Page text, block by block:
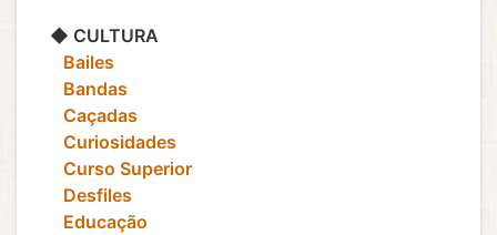
◆ CULTURA
‎ ‎ ‎ Bailes
‎ ‎ ‎ Bandas
‎ ‎ ‎ Caçadas
‎ ‎ ‎ Curiosidades
‎ ‎ ‎ Curso Superior
‎ ‎ ‎ Desfiles
‎ ‎ ‎ Educação